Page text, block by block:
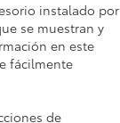
instalado por
se muestran y
en este
fácilmente
de